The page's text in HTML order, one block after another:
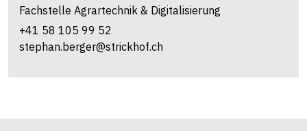
Fachstelle Agrartechnik & Digitalisierung
+41 58 105 99 52
stephan.berger@strickhof.ch